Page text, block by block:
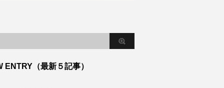
ENTRY（最新５記事）